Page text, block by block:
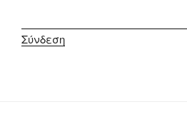
Σύνδεση